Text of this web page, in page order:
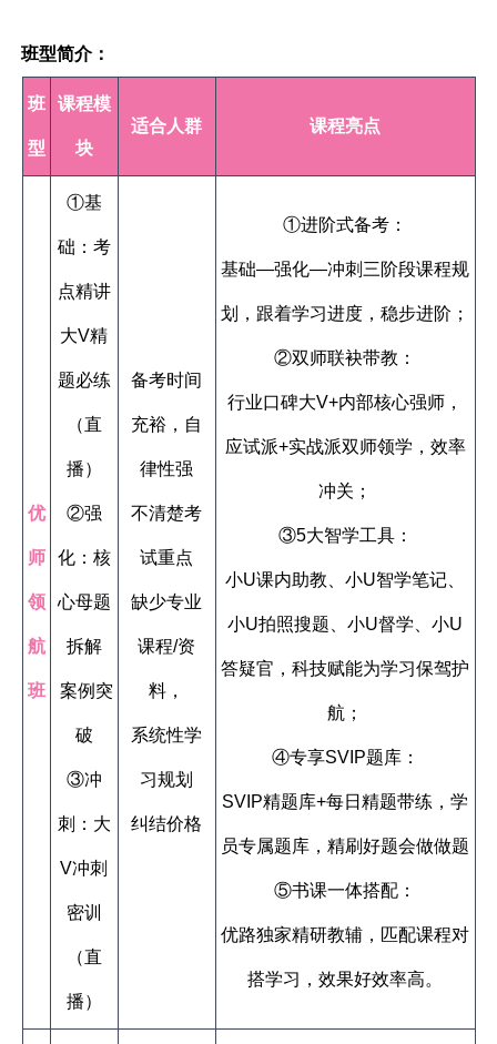
班型简介：
班
型
课程模
块
适合人群 课程亮点
优
师
领
航
班
①基
础：考
点精讲
大V精
题必练
（直
播）
②强
化：核
心母题
拆解
案例突
破
③冲
刺：大
V冲刺
密训
（直
播）
备考时间
充裕，自
律性强
不清楚考
试重点
缺少专业
课程/资
料，
系统性学
习规划
纠结价格
①进阶式备考：
基础—强化—冲刺三阶段课程规
划，跟着学习进度，稳步进阶；
②双师联袂带教：
行业口碑大V+内部核心强师，
应试派+实战派双师领学，效率
冲关；
③5大智学工具：
小U课内助教、小U智学笔记、
小U拍照搜题、小U督学、小U
答疑官，科技赋能为学习保驾护
航；
④专享SVIP题库：
SVIP精题库+每日精题带练，学
员专属题库，精刷好题会做做题
⑤书课一体搭配：
优路独家精研教辅，匹配课程对
搭学习，效果好效率高。